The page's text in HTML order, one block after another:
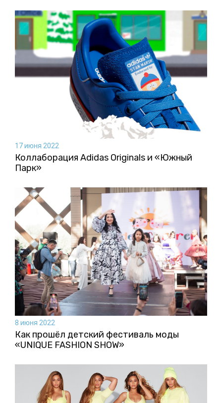
17 июня 2022
Коллаборация Аdidas Originals и «Южный
Парк»
8 июня 2022
Как прошёл детский фестиваль моды
«UNIQUE FASHION SHOW»